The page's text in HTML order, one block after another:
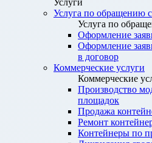
Услуги
Услуга по обращению
Услуга по
Оформление
Оформление
в договор
Коммерческие услуги
Коммерческие
Производство
площадок
Продажа
Ремонт
Контейнеры по